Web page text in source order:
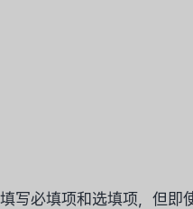
写必填项和选填项，但即